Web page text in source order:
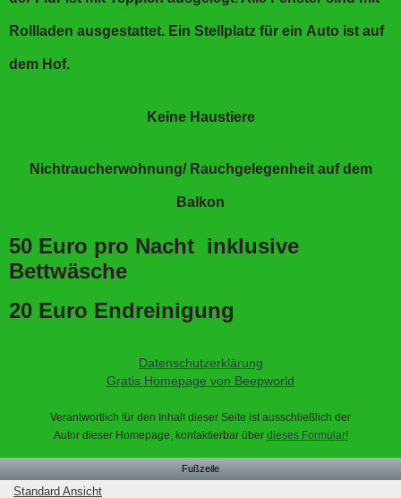
Rollladen ausgestattet. Ein Stellplatz für ein Auto ist auf
dem Hof.
Keine Haustiere
Nichtraucherwohnung/ Rauchgelegenheit auf dem
Balkon
50 Euro pro Nacht inklusive
Bettwäsche
20 Euro Endreinigung
Datenschutzerklärung
Gratis Homepage von Beepworld
Verantwortlich für den Inhalt dieser Seite ist ausschließlich der
Autor dieser Homepage, kontaktierbar über dieses Formular!
Fußzeile
Standard Ansicht